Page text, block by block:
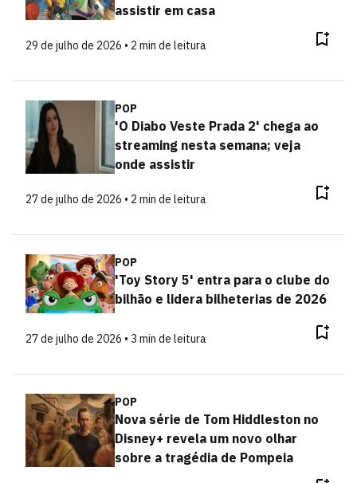
assistir em casa
29 de julho de 2026 • 2 min de leitura
POP
'O Diabo Veste Prada 2' chega ao
streaming nesta semana; veja
onde assistir
27 de julho de 2026 • 2 min de leitura
POP
'Toy Story 5' entra para o clube do
bilhão e lidera bilheterias de 2026
27 de julho de 2026 • 3 min de leitura
POP
Nova série de Tom Hiddleston no
Disney+ revela um novo olhar
sobre a tragédia de Pompeia